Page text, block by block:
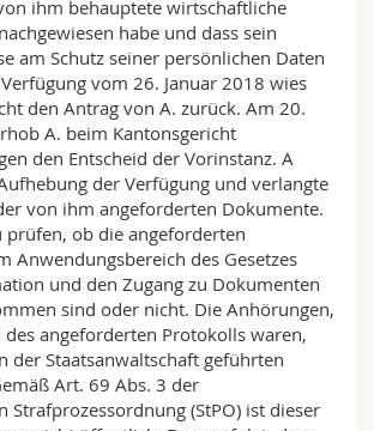
ihm behauptete wirtschaftliche
habe und dass sein
am Schutz seiner persönlichen Daten
vom 26. Januar 2018 wies
den Antrag von A. zurück. Am 20.
A. beim Kantonsgericht
den Entscheid der Vorinstanz. A
der Verfügung und verlangte
von ihm angeforderten Dokumente.
prüfen, ob die angeforderten
Anwendungsbereich des Gesetzes
und den Zugang zu Dokumenten
sind oder nicht. Die Anhörungen,
des angeforderten Protokolls waren,
der Staatsanwaltschaft geführten
Art. 69 Abs. 3 der
Strafprozessordnung (StPO) ist dieser